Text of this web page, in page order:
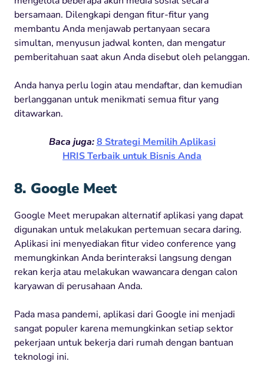
bersamaan. Dilengkapi dengan fitur-fitur yang
membantu Anda menjawab pertanyaan secara
simultan, menyusun jadwal konten, dan mengatur
pemberitahuan saat akun Anda disebut oleh pelanggan.
Anda hanya perlu login atau mendaftar, dan kemudian
berlangganan untuk menikmati semua fitur yang
ditawarkan.
Baca juga:8 Strategi Memilih Aplikasi
HRIS Terbaik untuk Bisnis Anda
8. Google Meet
Google Meet merupakan alternatif aplikasi yang dapat
digunakan untuk melakukan pertemuan secara daring.
Aplikasi ini menyediakan fitur video conference yang
memungkinkan Anda berinteraksi langsung dengan
rekan kerja atau melakukan wawancara dengan calon
karyawan di perusahaan Anda.
Pada masa pandemi, aplikasi dari Google ini menjadi
sangat populer karena memungkinkan setiap sektor
pekerjaan untuk bekerja dari rumah dengan bantuan
teknologi ini.